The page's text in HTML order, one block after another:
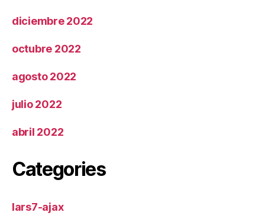
diciembre 2022
octubre 2022
agosto 2022
julio 2022
abril 2022
Categories
lars7-ajax